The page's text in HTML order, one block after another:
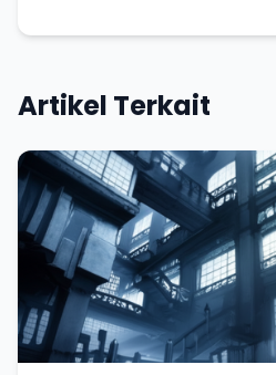
Artikel Terkait